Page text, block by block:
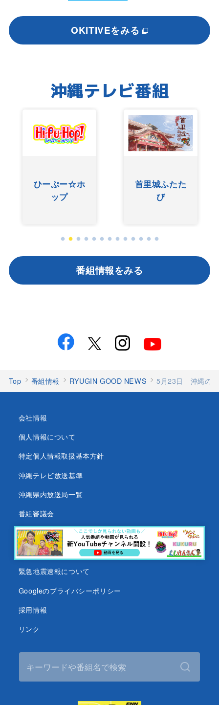
OKITIVEをみる
沖縄テレビ番組
ひーぷー☆ホ
ップ
首里城ふたた
び
番組情報をみる
Top 番組情報 RYUGIN GOOD NEWS 5月23日 沖縄の海
会社情報
個人情報について
特定個人情報取扱基本方針
沖縄テレビ放送基準
沖縄県内放送局一覧
番組審議会
沖縄テレビ名義の後援依頼について
テレビ視聴データについて
緊急地震速報について
Googleのプライバシーポリシー
採用情報
リンク